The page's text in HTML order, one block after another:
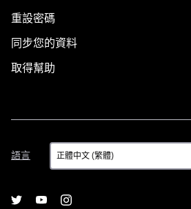
重設密碼
同步您的資料
取得幫助
語言
語
言